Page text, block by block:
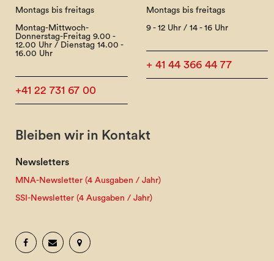
Montags bis freitags
Montag-Mittwoch-
Donnerstag-Freitag 9.00 -
12.00 Uhr / Dienstag 14.00 -
16.00 Uhr
+41 22 731 67 00
Montags bis freitags
9 - 12 Uhr / 14 - 16 Uhr
+ 41 44 366 44 77
Bleiben wir in Kontakt
Newsletters
MNA-Newsletter (4 Ausgaben / Jahr)
SSI-Newsletter (4 Ausgaben / Jahr)